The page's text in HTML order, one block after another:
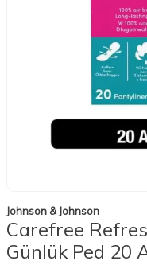
Johnson & Johnson
Carefree
Günlük Ped 20